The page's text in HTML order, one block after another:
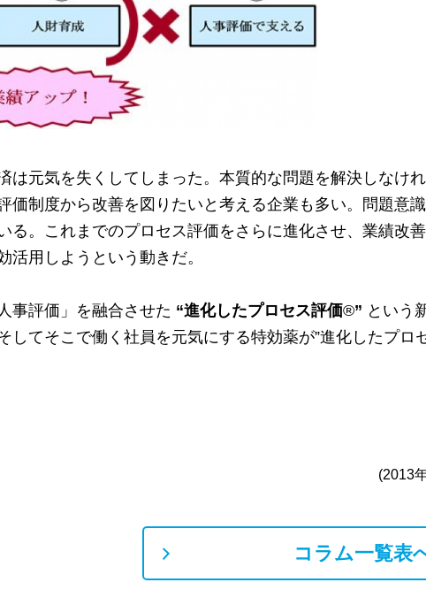
元気を失くしてしまった。本質的な問題を解決しなけ
制度から改善を図りたいと考える企業も多い。問題意
。これまでのプロセス評価をさらに進化させ、業績改
活用しようという動きだ。
事評価」を融合させた “進化したプロセス評価®” という
てそこで働く社員を元気にする特効薬が”進化したプロ
(2013
コラム一覧表